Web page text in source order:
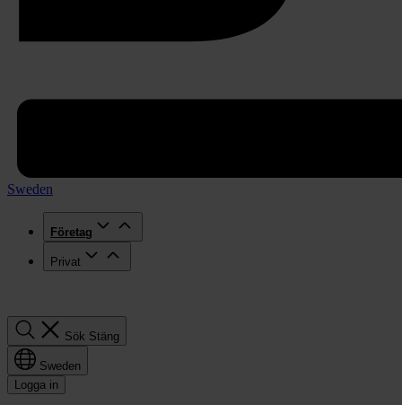
Sweden
Företag
Privat
Sök Stäng
Sweden
Logga in